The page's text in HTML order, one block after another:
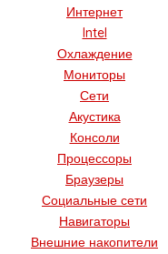
Интернет
Intel
Охлаждение
Мониторы
Сети
Акустика
Консоли
Процессоры
Браузеры
Социальные сети
Навигаторы
Внешние накопители